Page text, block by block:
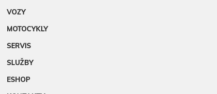
VOZY
MOTOCYKLY
SERVIS
SLUŽBY
ESHOP